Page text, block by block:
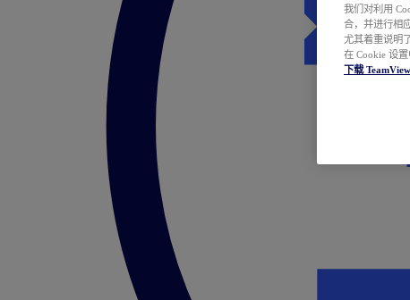
我们对利用
合，并进行相
尤其着重说明
在 Cookie 设置
下载